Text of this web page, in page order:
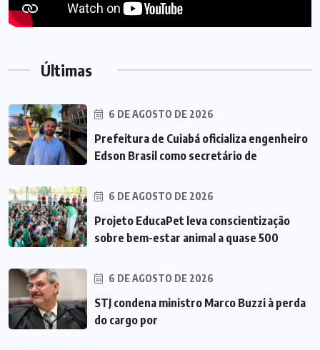
Últimas
6 DE AGOSTO DE 2026
Prefeitura de Cuiabá oficializa engenheiro
Edson Brasil como secretário de
6 DE AGOSTO DE 2026
Projeto EducaPet leva conscientização
sobre bem-estar animal a quase 500
6 DE AGOSTO DE 2026
STJ condena ministro Marco Buzzi à perda
do cargo por